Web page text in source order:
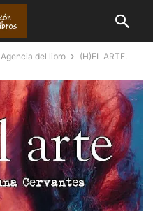
Agencia del libro
(H)EL ARTE.